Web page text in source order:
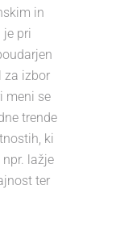
in
pri
za izbor
meni se
trende
ki
lažje
ter